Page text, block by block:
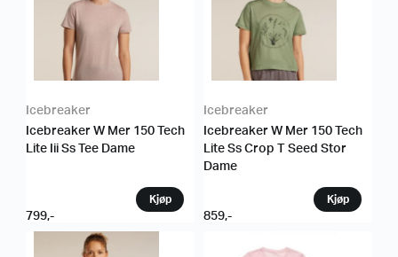
Icebreaker
Icebreaker W Mer 150 Tech
Lite Iii Ss Tee Dame
799,-
Icebreaker
Icebreaker W Mer 150 Tech
Lite Ss Crop T Seed Stor
Dame
859,-